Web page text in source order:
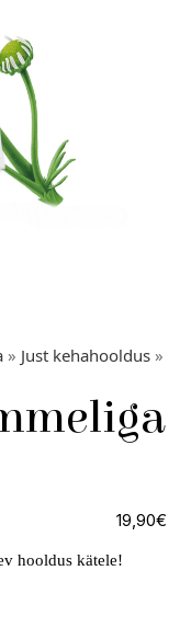
» Just kehahooldus »
€
19,90
hooldus kätele!